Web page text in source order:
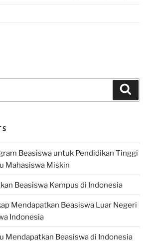
Beasiswa untuk Pendidikan Tinggi
Mahasiswa Miskin
Beasiswa Kampus di Indonesia
Mendapatkan Beasiswa Luar Negeri
Indonesia
Mendapatkan Beasiswa di Indonesia